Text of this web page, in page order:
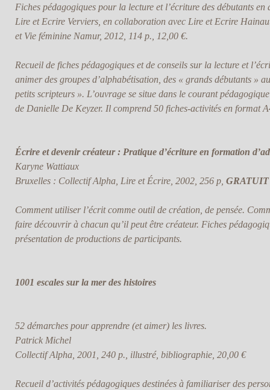
Fiches pédagogiques pour la lecture et l’écriture des débutants en
Lire et Ecrire Verviers, en collaboration avec Lire et Ecrire
et Vie féminine Namur, 2012, 114 p., 12,00 €.
Recueil de fiches pédagogiques et de conseils sur la lecture et
animer des groupes d’alphabétisation, des « grands débutants »
petits scripteurs ». L’ouvrage se situe dans le courant
de Danielle De Keyzer. Il comprend 50 fiches-activités en format
Écrire et devenir créateur : Pratique d’écriture en formation
Karyne Wattiaux
Bruxelles : Collectif Alpha, Lire et Écrire, 2002, 256 p, GRATUIT
Comment utiliser l’écrit comme outil de création, de pensée.
faire découvrir à chacun qu’il peut être créateur. Fiches
présentation de productions de participants.
1001 escales sur la mer des histoires
52 démarches pour apprendre (et aimer) les livres.
Patrick Michel
Collectif Alpha, 2001, 240 p., illustré, bibliographie, 20,00 €
Recueil d’activités pédagogiques destinées à familiariser des